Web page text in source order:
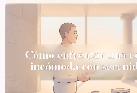
Cómo enfrentar una
incómoda con